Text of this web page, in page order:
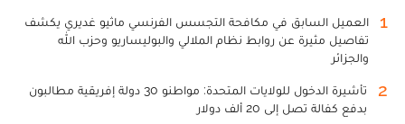
1
العميل السابق في مكافحة التجسس الفرنسي ماثيو غديري يكشف
تفاصيل مثيرة عن روابط نظام الملالي والبوليساريو وحزب الله
والجزائر
2
تأشيرة الدخول للولايات المتحدة: مواطنو 30 دولة إفريقية مطالبون
بدفع كفالة تصل إلى 20 ألف دولار